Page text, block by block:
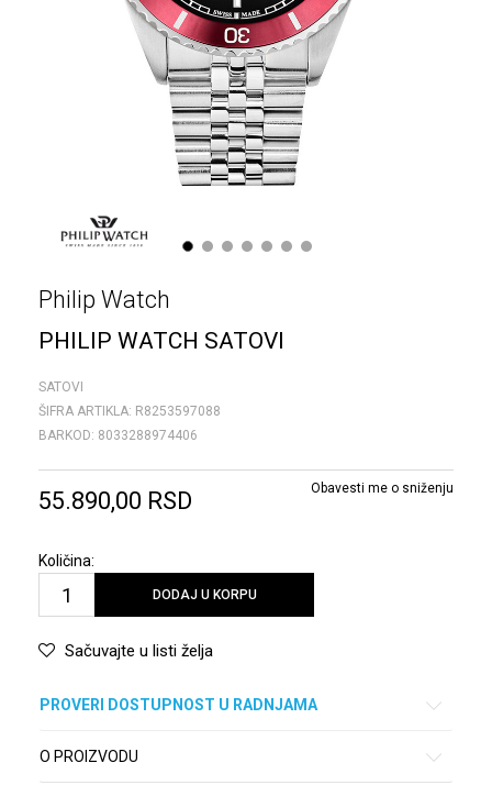
1 2 3 4 5 6 7
Philip Watch
PHILIP WATCH SATOVI
SATOVI
ŠIFRA ARTIKLA: R8253597088
BARKOD: 8033288974406
55.890,00 RSD Obavesti me o sniženju
Količina:
DODAJ U KORPU
Sačuvajte u listi želja
PROVERI DOSTUPNOST U RADNJAMA
O PROIZVODU